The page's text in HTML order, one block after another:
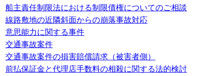
船主責任制限法における制限債権についてのご相談
線路敷地の近隣斜面からの崩落事故対応
意思能力に関する事件
交通事故案件
交通事故案件の損害賠償請求（被害者側）
前払保証金と代理店手数料の相殺に関する法的検討